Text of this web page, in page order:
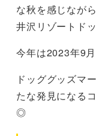
な秋を感じなが
井沢リゾートド
今年は2023年9
ドッググッズマ
たな発見になる
◎